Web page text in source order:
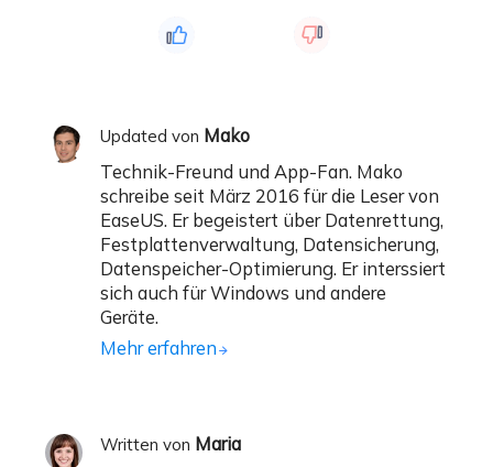
Updated von Mako
Technik-Freund und App-Fan. Mako
schreibe seit März 2016 für die Leser von
EaseUS. Er begeistert über Datenrettung,
Festplattenverwaltung, Datensicherung,
Datenspeicher-Optimierung. Er interssiert
sich auch für Windows und andere
Geräte.
Mehr erfahren
Written von Maria